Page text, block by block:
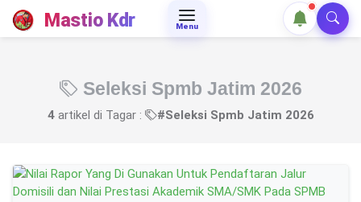
Mastio Kdr Menu
Seleksi Spmb Jatim 2026
4artikel di Tagar : #Seleksi Spmb Jatim 2026